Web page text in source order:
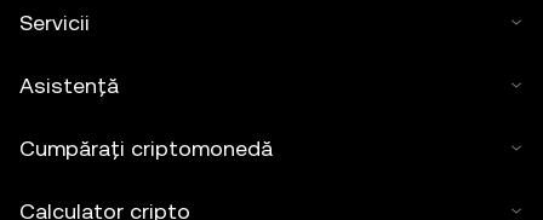
Servicii
Asistență
Cumpărați criptomonedă
Calculator cripto